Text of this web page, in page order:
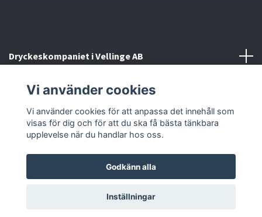
Dryckeskompaniet i Vellinge AB
Kontakta oss
Sociala medier
© 2026 Dryckeskompaniet i Vellinge
Vi använder cookies
Vi använder cookies för att anpassa det innehåll som
visas för dig och för att du ska få bästa tänkbara
upplevelse när du handlar hos oss.
Godkänn alla
Inställningar